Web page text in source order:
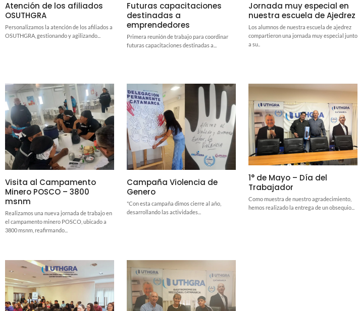
Atención de los afiliados
OSUTHGRA
Personalizamos la atención de los afiliados a
OSUTHGRA, gestionando y agilizando...
Futuras capacitaciones
destinadas a
emprendedores
Primera reunión de trabajo para coordinar
futuras capacitaciones destinadas a...
Jornada muy especial en
nuestra escuela de Ajedrez
Los alumnos de nuestra escuela de ajedrez
compartieron una jornada muy especial junto
a su..
Visita al Campamento
Minero POSCO – 3800
msnm
Realizamos una nueva jornada de trabajo en
el campamento minero POSCO, ubicado a
3800 msnm, reafirmando...
Campaña Violencia de
Genero
"Con esta campaña dimos cierre al año,
desarrollando las actividades...
1° de Mayo – Día del
Trabajador
Como muestra de nuestro agradecimiento,
hemos realizado la entrega de un obsequio...